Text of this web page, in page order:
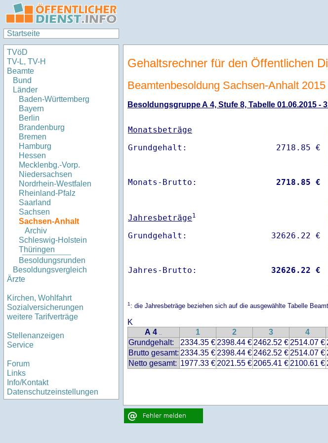
Startseite
TVöD
TV-L, TV-H
Beamte
Bund
Länder
Baden-Württemberg
Bayern
Berlin
Brandenburg
Bremen
Hamburg
Hessen
Mecklenbg.-Vorp.
Niedersachsen
Nordrhein-Westfalen
Rheinland-Pfalz
Saarland
Sachsen
Sachsen-Anhalt
Archiv
Schleswig-Holstein
Thüringen
Besoldungsrunden
Besoldungsvergleich
Ärzte
Kirchen, Wohlfahrt
Sozialversicherungen
weitere Tarifverträge
Stellenanzeigen
Service
Forum
Links
Info/Kontakt
Datenschutzeinstellungen
Gehaltsrechner für den Öffentlichen
Beamtenbesoldung Sachsen-Anhalt
Besoldungsgruppe A 4, Stufe 8, Tabelle 01.06.2015 -
Monatsbeträge
Monats-Brutto: 2718.85 €
Jahresbeträge1
Jahres-Brutto: 32626.22 €
1: die Jahresbeträge beziehen sich auf die ausgewählte Tabelle
K
A 4 .. 1 2 3 4
Grundgehalt:
2334.35 € 2398.44 € 2462.52 € 2514.07 €
Brutto gesamt: 2334.35 € 2398.44 € 2462.52 € 2514.07 €
Netto gesamt: 1977.33 € 2021.55 € 2065.41 € 2100.61 €